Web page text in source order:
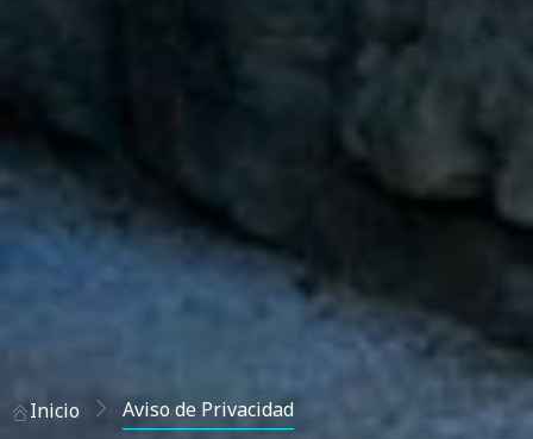
Inicio Aviso de Privacidad